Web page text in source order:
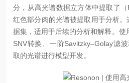
分，从高光谱数据立方体中提取了
红色部分肉的光谱被提取用于分析
据集，适用于后续的分析和解释。使
SNV转换、一阶Savitzky–Golay滤
取的光谱进行模型开发。